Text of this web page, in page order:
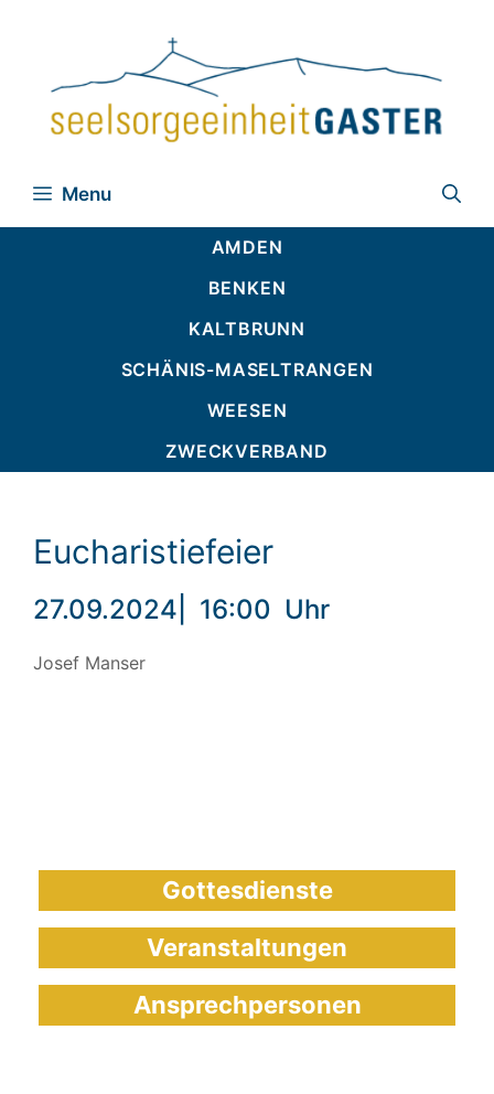
Menu
AMDEN
BENKEN
KALTBRUNN
SCHÄNIS-MASELTRANGEN
WEESEN
ZWECKVERBAND
Eucharistiefeier
27.09.2024 16:00 Uhr
Josef Manser
Gottesdienste
Veranstaltungen
Ansprechpersonen